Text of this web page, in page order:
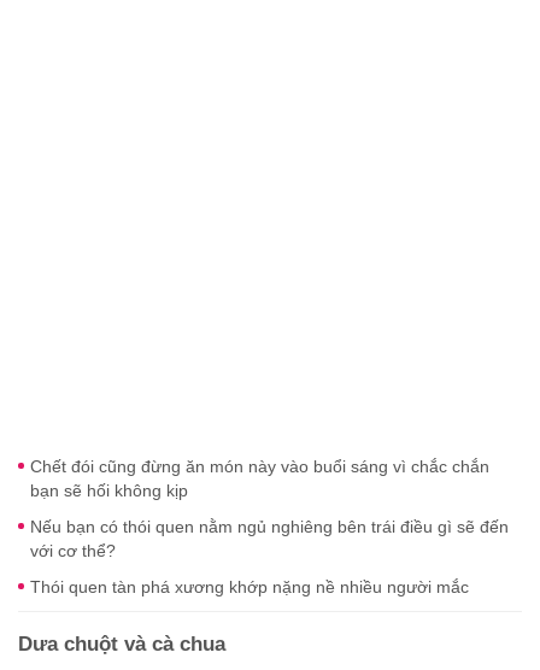
Chết đói cũng đừng ăn món này vào buổi sáng vì chắc chắn
bạn sẽ hối không kịp
Nếu bạn có thói quen nằm ngủ nghiêng bên trái điều gì sẽ đến
với cơ thể?
Thói quen tàn phá xương khớp nặng nề nhiều người mắc
Dưa chuột và cà chua